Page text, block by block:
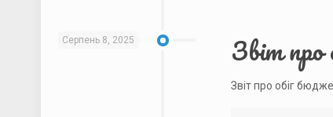
Серпень 8, 2025 Звіт про
Звіт про обіг